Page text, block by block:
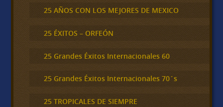
25 AÑOS CON LOS MEJORES DE MEXICO
25 ÉXITOS – ORFEÓN
25 Grandes Éxitos Internacionales 60
25 Grandes Éxitos Internacionales 70´s
25 TROPICALES DE SIEMPRE